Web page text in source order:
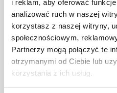
i reklam, aby oferować
analizować ruch w naszej
korzystasz z naszej witryny,
społecznościowym,
Partnerzy mogą połączyć te
otrzymanymi od Ciebie lub
korzystania z ich usług.